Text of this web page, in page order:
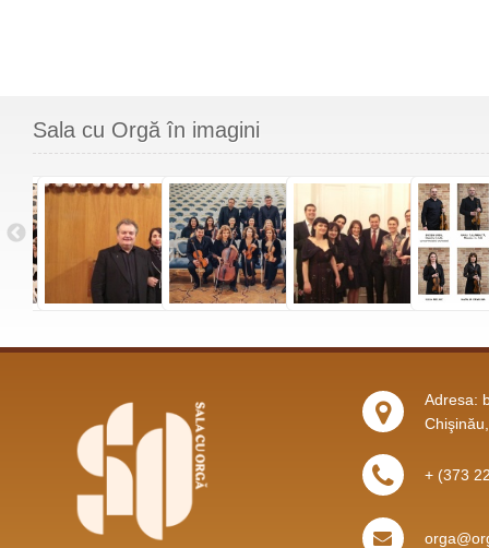
Sala cu Orgă în imagini
Adresa:
+ (373